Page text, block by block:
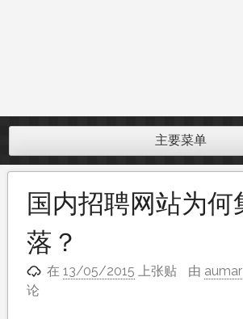
主要菜单
国内招聘网站为何
落？
在13/05/2015 上张贴 由 aumar
论